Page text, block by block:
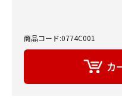
商品コード:0774C001